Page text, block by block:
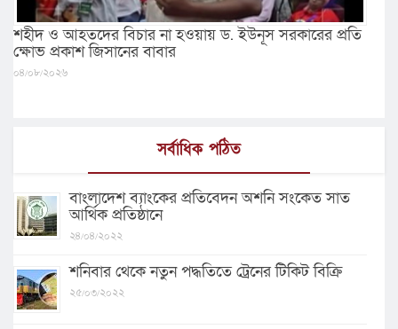
শহীদ ও আহতদের বিচার না হওয়ায় ড. ইউনূস সরকারের প্রতি
ক্ষোভ প্রকাশ জিসানের বাবার
০৪/০৮/২০২৬
সর্বাধিক পঠিত
বাংলাদেশ ব্যাংকের প্রতিবেদন অশনি সংকেত সাত
আর্থিক প্রতিষ্ঠানে
২৪/০৪/২০২২
শনিবার থেকে নতুন পদ্ধতিতে ট্রেনের টিকিট বিক্রি
২৫/০৩/২০২২